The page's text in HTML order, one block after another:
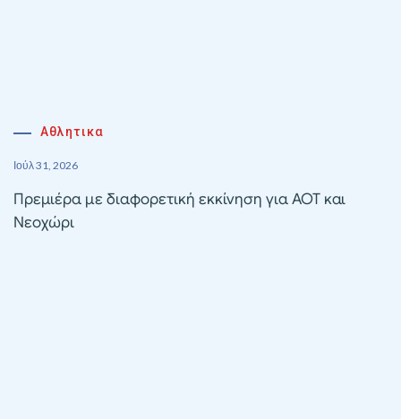
Αθλητικα
Ιούλ 31, 2026
Πρεμιέρα με διαφορετική εκκίνηση για ΑΟΤ και
Νεοχώρι